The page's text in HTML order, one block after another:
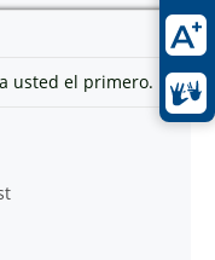
usted el primero.